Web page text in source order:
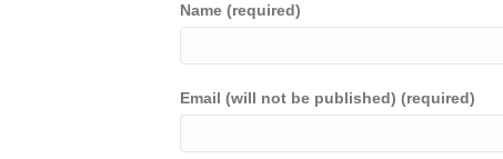
Name (required)
Email (will not be published) (required)